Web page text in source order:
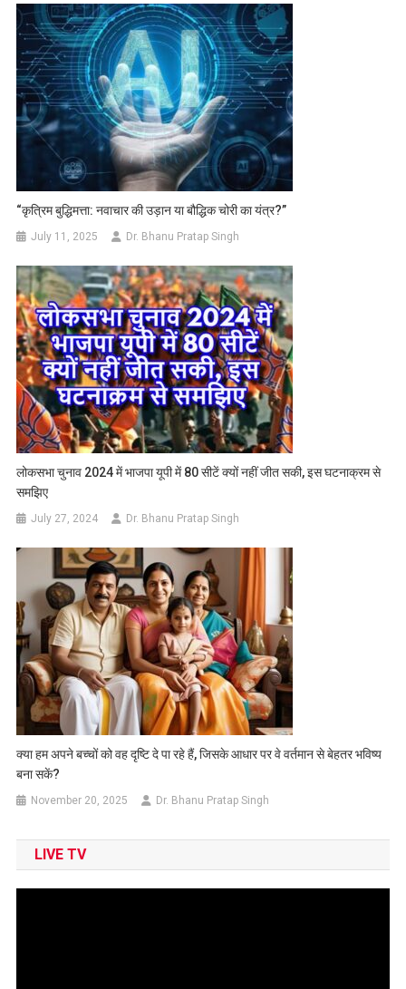
“कृत्रिम बुद्धिमत्ता: नवाचार की उड़ान या बौद्धिक चोरी का यंत्र?”
July 11, 2025 Dr. Bhanu Pratap Singh
लोकसभा चुनाव 2024 में भाजपा यूपी में 80 सीटें क्यों नहीं जीत सकी, इस घटनाक्रम से
समझिए
July 27, 2024 Dr. Bhanu Pratap Singh
क्या हम अपने बच्चों को वह दृष्टि दे पा रहे हैं, जिसके आधार पर वे वर्तमान से बेहतर भविष्य
बना सकें?
November 20, 2025 Dr. Bhanu Pratap Singh
LIVE TV